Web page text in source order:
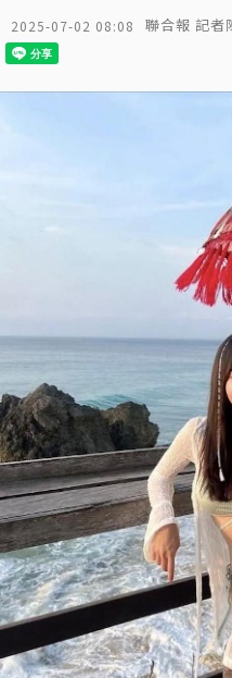
2025-07-02 08:08 聯合報 記者